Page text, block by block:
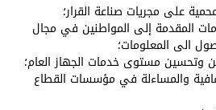
على مجريات صناعة القرار؛
المقدمة إلى المواطنين في مجال
الى المعلومات؛
وتحسين مستوى خدمات الجهاز العام؛
والمساءلة في مؤسسات القطاع